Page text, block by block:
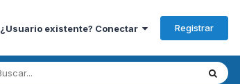
¿Usuario existente? Conectar Registrar